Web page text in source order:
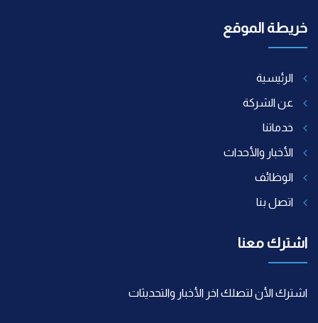
خريطة الموقع
الرئيسية
عن الشركة
خدماتنا
الأخبار والأحداث
الوظائف
اتصل بنا
اشترك معنا
اشترك الأن لتصلك اخر الأخبار والتحديثات